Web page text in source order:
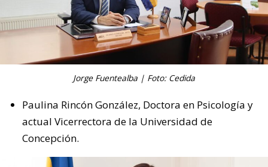
Jorge Fuentealba | Foto: Cedida
Paulina Rincón González, Doctora en Psicología y
actual Vicerrectora de la Universidad de
Concepción.